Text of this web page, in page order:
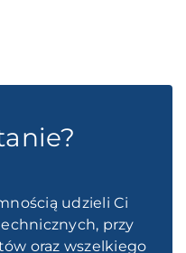
udzieli Ci
przy
oraz wszelkiego